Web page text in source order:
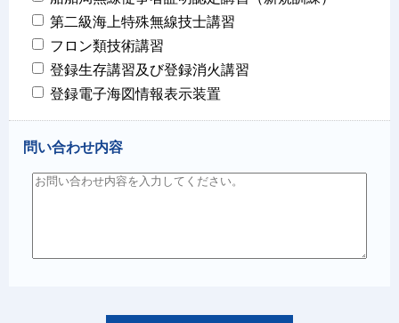
第二級海上特殊無線技士講習
フロン類技術講習
登録生存講習及び登録消火講習
登録電子海図情報表示装置
問い合わせ内容